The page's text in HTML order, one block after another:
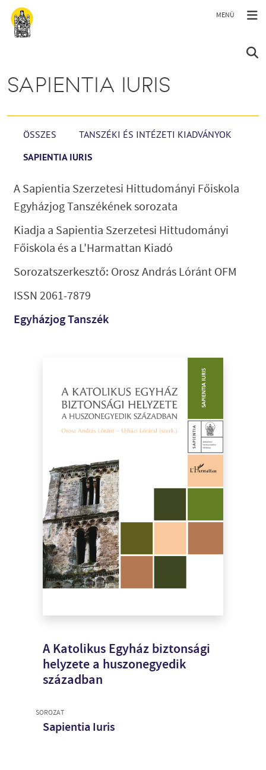
Ugrás a tartalomra
SAPIENTIA IURIS
ÖSSZES TANSZÉKI ÉS INTÉZETI KIADVÁNYOK
SAPIENTIA IURIS
A Sapientia Szerzetesi Hittudományi Főiskola
Egyházjog Tanszékének sorozata
Kiadja a Sapientia Szerzetesi Hittudományi
Főiskola és a L'Harmattan Kiadó
Sorozatszerkesztő: Orosz András Lóránt OFM
ISSN 2061-7879
Egyházjog Tanszék
A Katolikus Egyház biztonsági
helyzete a huszonegyedik
században
SOROZAT
Sapientia Iuris